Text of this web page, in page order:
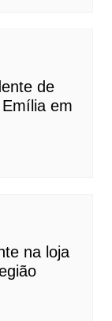
de
em
na loja